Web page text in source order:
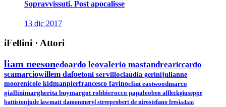
Sopravvissuti. Post apocalisse
13 dic 2017
iFellini · Attori
liam neesonedoardo leovalerio mastandreariccardo
scamarciowillem dafoetoni servilloclaudia gerinijulianne
moorenicole kidmanpierfrancesco favinoclint eastwoodmarco
giallinimargherita buymargot robbierocco papaleoben affleckgiuseppe
battistonjude lawmatt damonmeryl streeprobert de nirostefano fresiadam